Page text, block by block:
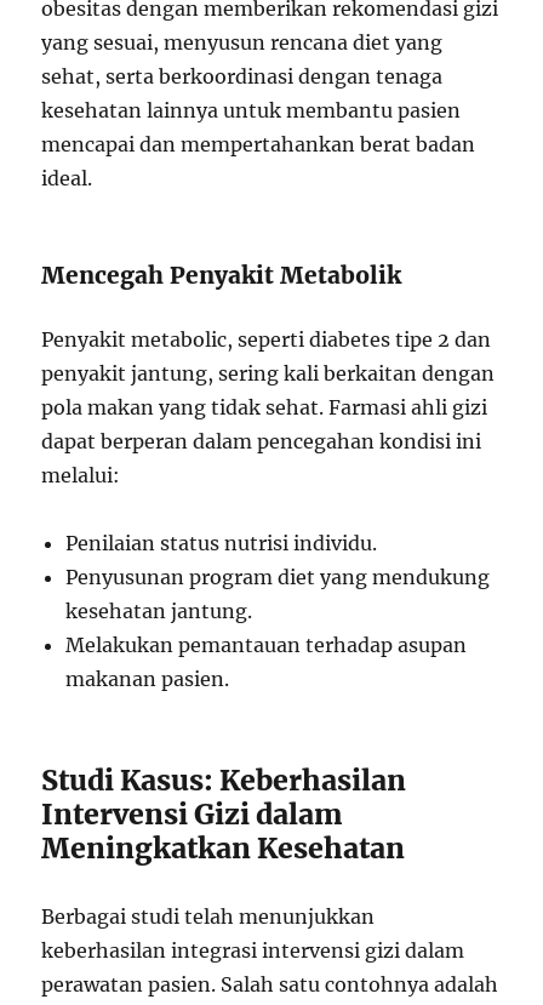
obesitas dengan memberikan rekomendasi gizi
yang sesuai, menyusun rencana diet yang
sehat, serta berkoordinasi dengan tenaga
kesehatan lainnya untuk membantu pasien
mencapai dan mempertahankan berat badan
ideal.
Mencegah Penyakit Metabolik
Penyakit metabolic, seperti diabetes tipe 2 dan
penyakit jantung, sering kali berkaitan dengan
pola makan yang tidak sehat. Farmasi ahli gizi
dapat berperan dalam pencegahan kondisi ini
melalui:
Penilaian status nutrisi individu.
Penyusunan program diet yang mendukung
kesehatan jantung.
Melakukan pemantauan terhadap asupan
makanan pasien.
Studi Kasus: Keberhasilan
Intervensi Gizi dalam
Meningkatkan Kesehatan
Berbagai studi telah menunjukkan
keberhasilan integrasi intervensi gizi dalam
perawatan pasien. Salah satu contohnya adalah